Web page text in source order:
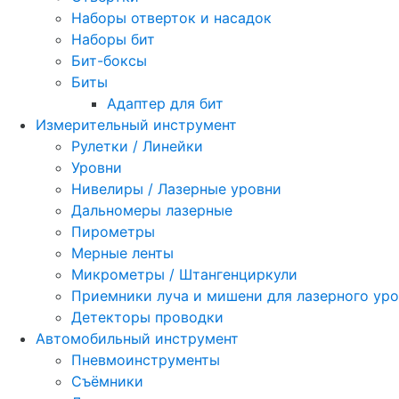
Наборы отверток и насадок
Наборы бит
Бит-боксы
Биты
Адаптер для бит
Измерительный инструмент
Рулетки / Линейки
Уровни
Нивелиры / Лазерные уровни
Дальномеры лазерные
Пирометры
Мерные ленты
Микрометры / Штангенциркули
Приемники луча и мишени для лазерного
Детекторы проводки
Автомобильный инструмент
Пневмоинструменты
Съёмники